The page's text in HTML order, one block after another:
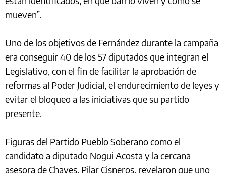
mueven”.
Uno de los objetivos de Fernández durante la campaña
era conseguir 40 de los 57 diputados que integran el
Legislativo, con el fin de facilitar la aprobación de
reformas al Poder Judicial, el endurecimiento de leyes y
evitar el bloqueo a las iniciativas que su partido
presente.
Figuras del Partido Pueblo Soberano como el
candidato a diputado Nogui Acosta y la cercana
asesora de Chaves, Pilar Cisneros, revelaron que uno